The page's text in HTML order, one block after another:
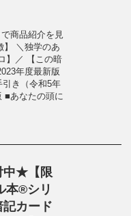
商品紹介を見
】 ＼独学のあ
】／ 【この暗
年度最新版
き（令和5年
■あなたの頭に
中★【限
本®シリ
カード